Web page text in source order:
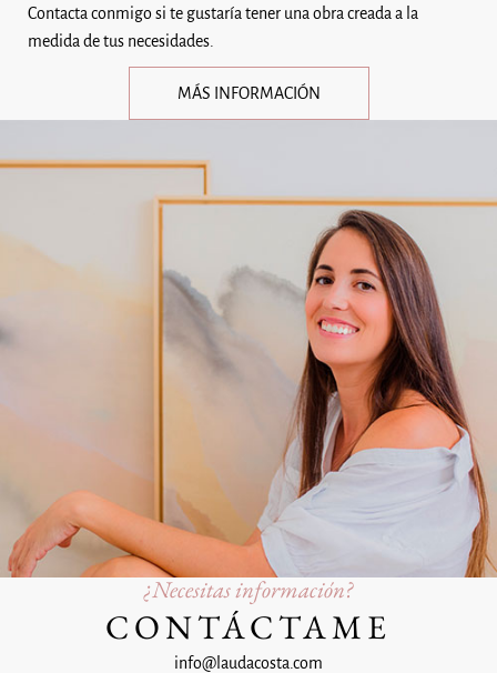
Contacta conmigo si te gustaría tener una obra creada a la
medida de tus necesidades.
MÁS INFORMACIÓN
¿Necesitas información?
CONTÁCTAME
info@laudacosta.com